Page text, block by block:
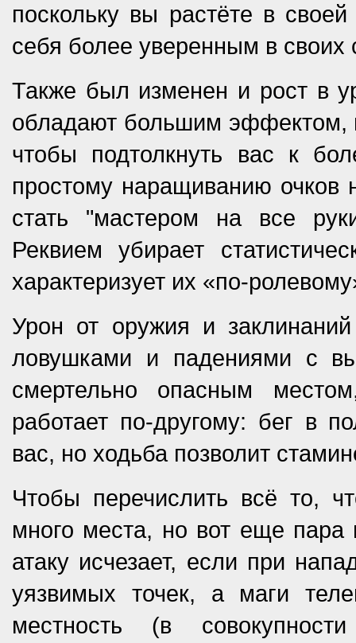
поскольку вы растёте в
себя более уверенным в своих
Также был изменен и рост в
обладают большим эффектом,
чтобы подтолкнуть вас к
простому наращиванию очков
стать "мастером на все
Реквием убирает
характеризует их «по-
Урон от оружия и
ловушками и падениями с
смертельно опасным
работает по-другому: бег в
вас, но ходьба позволит
Чтобы перечислить всё то,
много места, но вот еще
атаку исчезает, если при
уязвимых точек, а маги
местность (в